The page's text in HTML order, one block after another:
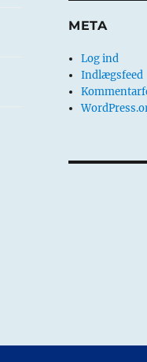
META
Log ind
Indlægsfeed